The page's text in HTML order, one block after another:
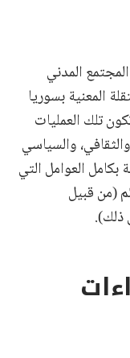
المدني
المعنية بسوريا
تلك العمليات
والسياسي
العوامل التي
(من قبيل
ذلك).